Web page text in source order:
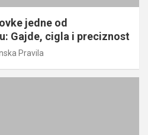
jedne od
Gajde, cigla i preciznost
Pravila